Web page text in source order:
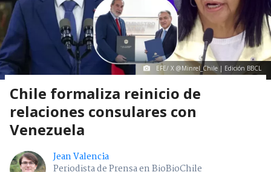
EFE/ X @Minrel_Chile | Edición BBCL
Chile formaliza reinicio de
relaciones consulares con
Venezuela
Jean Valencia
Periodista de Prensa en BioBioChile